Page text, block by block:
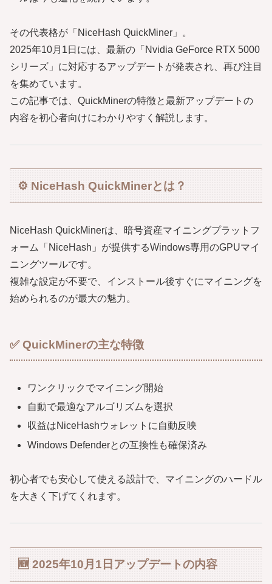
その代表格が「NiceHash QuickMiner」。
2025年10月1日には、最新の「Nvidia GeForce RTX 5000
シリーズ」に対応するアップデートが発表され、再び注目
を集めています。
この記事では、QuickMinerの特徴と最新アップデートの
内容を初心者向けにわかりやすく解説します。
⚙️ NiceHash QuickMinerとは？
NiceHash QuickMinerは、暗号資産マイニングプラットフ
ォーム「NiceHash」が提供するWindows専用のGPUマイ
ニングツールです。
複雑な設定が不要で、インストール後すぐにマイニングを
始められるのが最大の魅力。
✅ QuickMinerの主な特徴
ワンクリックでマイニング開始
自動で最適なアルゴリズムを選択
収益はNiceHashウォレットに自動反映
Windows Defenderとの互換性も確保済み
初心者でも安心して使える設計で、マイニングのハードル
を大きく下げてくれます。
🆕 2025年10月1日アップデートの内容